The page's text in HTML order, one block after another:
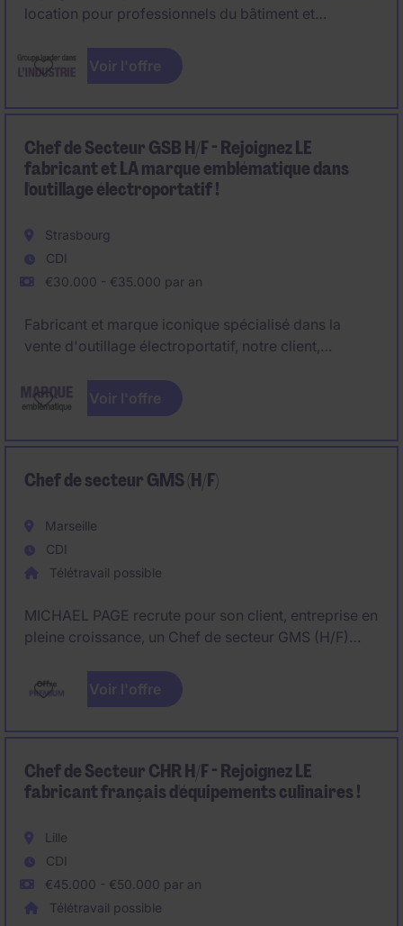
location pour professionnels du bâtiment et
client recherche un Responsable de Secteur H/F, afin
de développer et fidéliser son portefeuille clients sur
Voir l'offre
Chef de Secteur GSB H/F - Rejoignez LE
fabricant et LA marque emblématique dans
l'outillage électroportatif !
Strasbourg
CDI
€30.000 - €35.000 par an
Fabricant et marque iconique spécialisé dans la
vente d'outillage électroportatif, notre client,
Strasbourg ou départements limitrophes (25, 39, 68,
70, 88, 90) pour animer un réseau de distributeurs
Voir l'offre
Chef de secteur GMS (H/F)
Marseille
CDI
Télétravail possible
MICHAEL PAGE recrute pour son client, entreprise en
pleine croissance, un Chef de secteur GMS (H/F)
83.Poste idéalement basé à Marseille ou Nice.
Voir l'offre
Chef de Secteur CHR H/F - Rejoignez LE
fabricant français d'équipements culinaires !
Lille
CDI
€45.000 - €50.000 par an
Télétravail possible